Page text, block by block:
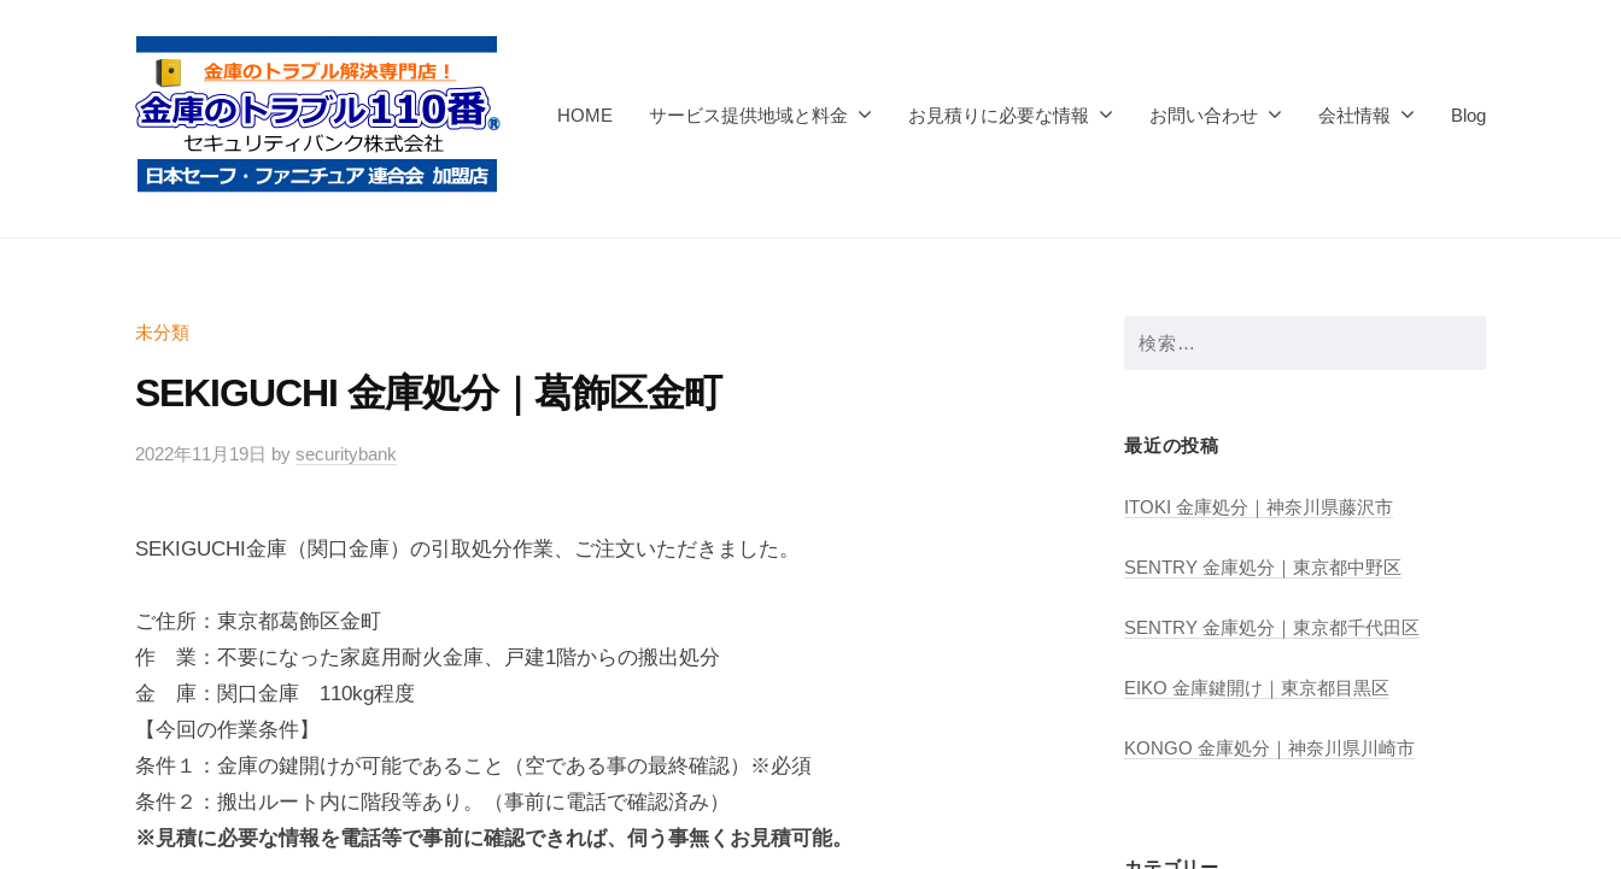
ト
ラ
ブ
ル
1
番
開
・
分
修
理
等
の
専
門
店
HOME サービス提供地域と料金 お見積りに必要な情報 お問い合わせ 会社情報 Blog
未分類
SEKIGUCHI 金庫処分｜葛飾区金町
2022年11月19日 by securitybank
SEKIGUCHI金庫（関口金庫）の引取処分作業、ご注文いただきました。
ご住所：東京都葛飾区金町
作 業：不要になった家庭用耐火金庫、戸建1階からの搬出処分
金 庫：関口金庫 110kg程度
【今回の作業条件】
条件１：金庫の鍵開けが可能であること（空である事の最終確認）※必須
条件２：搬出ルート内に階段等あり。（事前に電話で確認済み）
※見積に必要な情報を電話等で事前に確認できれば、伺う事無くお見積可能。
検
最近の投稿
ITOKI 金庫処分｜神奈川県藤沢市
SENTRY 金庫処分｜東京都中野区
SENTRY 金庫処分｜東京都千代田区
EIKO 金庫鍵開け｜東京都目黒区
KONGO 金庫処分｜神奈川県川崎市
庫
の
ト
ラ
ブ
ル
番